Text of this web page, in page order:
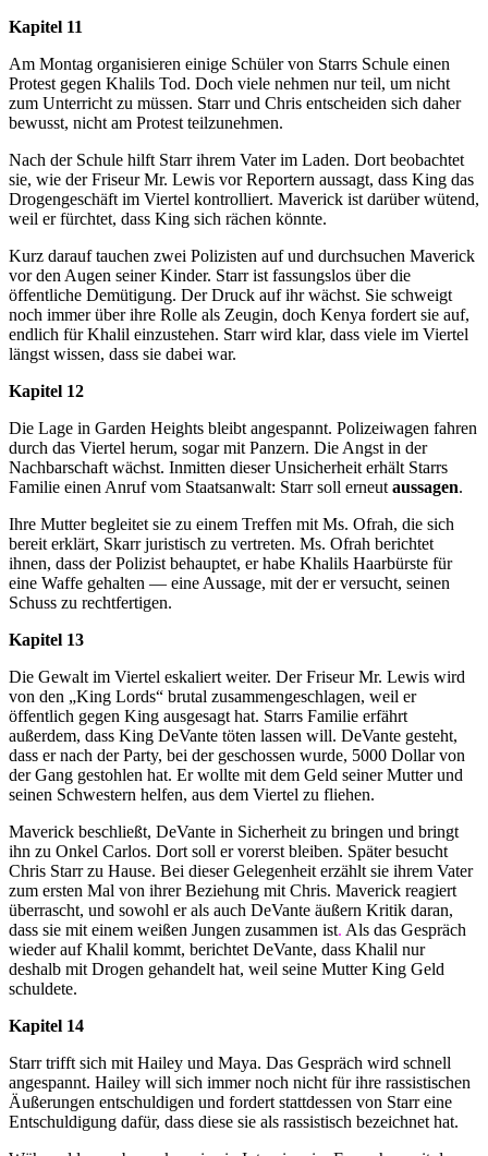
Kapitel 11
Am Montag organisieren einige Schüler von Starrs Schule einen
Protest gegen Khalils Tod. Doch viele nehmen nur teil, um nicht
zum Unterricht zu müssen. Starr und Chris entscheiden sich daher
bewusst, nicht am Protest teilzunehmen.
Nach der Schule hilft Starr ihrem Vater im Laden. Dort beobachtet
sie, wie der Friseur Mr. Lewis vor Reportern aussagt, dass King das
Drogengeschäft im Viertel kontrolliert. Maverick ist darüber wütend,
weil er fürchtet, dass King sich rächen könnte.
Kurz darauf tauchen zwei Polizisten auf und durchsuchen Maverick
vor den Augen seiner Kinder. Starr ist fassungslos über die
öffentliche Demütigung. Der Druck auf ihr wächst. Sie schweigt
noch immer über ihre Rolle als Zeugin, doch Kenya fordert sie auf,
endlich für Khalil einzustehen. Starr wird klar, dass viele im Viertel
längst wissen, dass sie dabei war.
Kapitel 12
Die Lage in Garden Heights bleibt angespannt. Polizeiwagen fahren
durch das Viertel herum, sogar mit Panzern. Die Angst in der
Nachbarschaft wächst. Inmitten dieser Unsicherheit erhält Starrs
Familie einen Anruf vom Staatsanwalt: Starr soll erneut aussagen.
Ihre Mutter begleitet sie zu einem Treffen mit Ms. Ofrah, die sich
bereit erklärt, Skarr juristisch zu vertreten. Ms. Ofrah berichtet
ihnen, dass der Polizist behauptet, er habe Khalils Haarbürste für
eine Waffe gehalten — eine Aussage, mit der er versucht, seinen
Schuss zu rechtfertigen.
Kapitel 13
Die Gewalt im Viertel eskaliert weiter. Der Friseur Mr. Lewis wird
von den „King Lords“ brutal zusammengeschlagen, weil er
öffentlich gegen King ausgesagt hat. Starrs Familie erfährt
außerdem, dass King DeVante töten lassen will. DeVante gesteht,
dass er nach der Party, bei der geschossen wurde, 5000 Dollar von
der Gang gestohlen hat. Er wollte mit dem Geld seiner Mutter und
seinen Schwestern helfen, aus dem Viertel zu fliehen.
Maverick beschließt, DeVante in Sicherheit zu bringen und bringt
ihn zu Onkel Carlos. Dort soll er vorerst bleiben. Später besucht
Chris Starr zu Hause. Bei dieser Gelegenheit erzählt sie ihrem Vater
zum ersten Mal von ihrer Beziehung mit Chris. Maverick reagiert
überrascht, und sowohl er als auch DeVante äußern Kritik daran,
dass sie mit einem weißen Jungen zusammen ist. Als das Gespräch
wieder auf Khalil kommt, berichtet DeVante, dass Khalil nur
deshalb mit Drogen gehandelt hat, weil seine Mutter King Geld
schuldete.
Kapitel 14
Starr trifft sich mit Hailey und Maya. Das Gespräch wird schnell
angespannt. Hailey will sich immer noch nicht für ihre rassistischen
Äußerungen entschuldigen und fordert stattdessen von Starr eine
Entschuldigung dafür, dass diese sie als rassistisch bezeichnet hat.